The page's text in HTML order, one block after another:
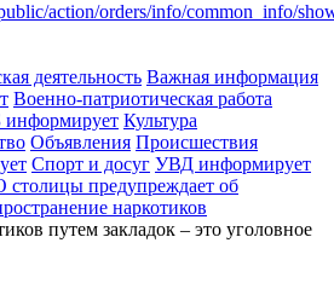
action/orders/info/common_info/
деятельность Важная информация
Военно-патриотическая работа
Культура
Объявления Происшествия
Спорт и досуг УВД информирует
предупреждает об
наркотиков
путем закладок – это уголовное